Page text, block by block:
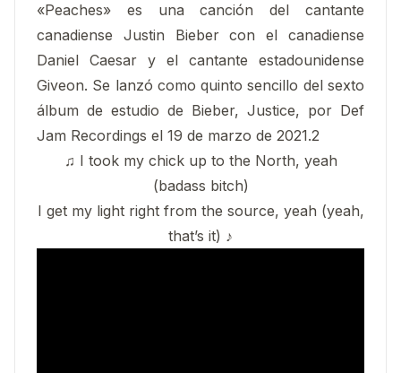
«Peaches» es una canción del cantante
canadiense Justin Bieber con el canadiense
Daniel Caesar y el cantante estadounidense
Giveon.​ Se lanzó como quinto sencillo del sexto
álbum de estudio de Bieber, Justice, por Def
Jam Recordings el 19 de marzo de 2021.2​
♫ I took my chick up to the North, yeah
(badass bitch)
I get my light right from the source, yeah (yeah,
that’s it) ♪